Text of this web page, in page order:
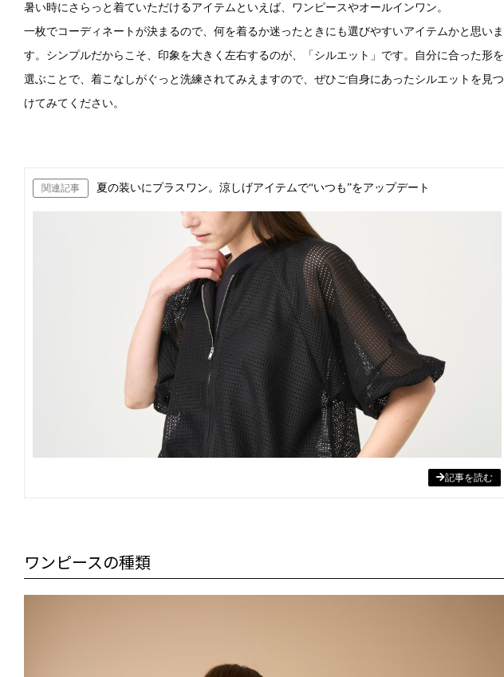
暑い時にさらっと着ていただけるアイテムといえば、ワンピースやオールインワン。
一枚でコーディネートが決まるので、何を着るか迷ったときにも選びやすいアイテムかと思いま
す。シンプルだからこそ、印象を大きく左右するのが、「シルエット」です。自分に合った形を
選ぶことで、着こなしがぐっと洗練されてみえますので、ぜひご自身にあったシルエットを見つ
けてみてください。
関連記事 夏の装いにプラスワン。涼しげアイテムで“いつも”をアップデート
記事を読む
ワンピースの種類